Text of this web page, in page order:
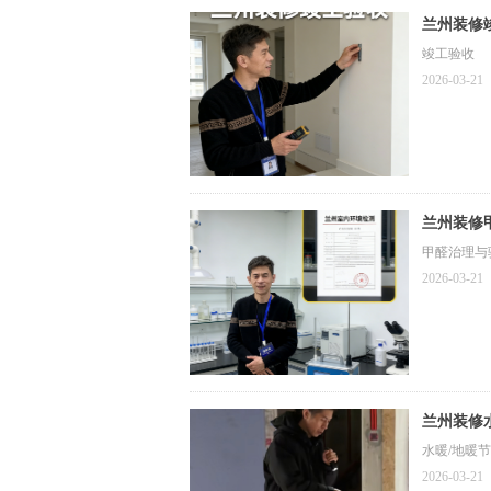
兰州装修
竣工验收
2026-03-21
兰州装修
甲醛治理与
2026-03-21
兰州装修
水暖/地暖
2026-03-21